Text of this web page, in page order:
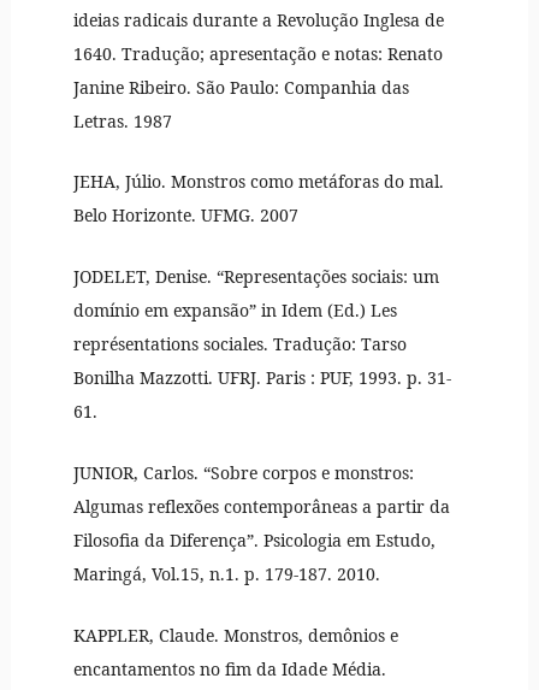
ideias radicais durante a Revolução Inglesa de
1640. Tradução; apresentação e notas: Renato
Janine Ribeiro. São Paulo: Companhia das
Letras. 1987
JEHA, Júlio. Monstros como metáforas do mal.
Belo Horizonte. UFMG. 2007
JODELET, Denise. “Representações sociais: um
domínio em expansão” in Idem (Ed.) Les
représentations sociales. Tradução: Tarso
Bonilha Mazzotti. UFRJ. Paris : PUF, 1993. p. 31-
61.
JUNIOR, Carlos. “Sobre corpos e monstros:
Algumas reflexões contemporâneas a partir da
Filosofia da Diferença”. Psicologia em Estudo,
Maringá, Vol.15, n.1. p. 179-187. 2010.
KAPPLER, Claude. Monstros, demônios e
encantamentos no fim da Idade Média.